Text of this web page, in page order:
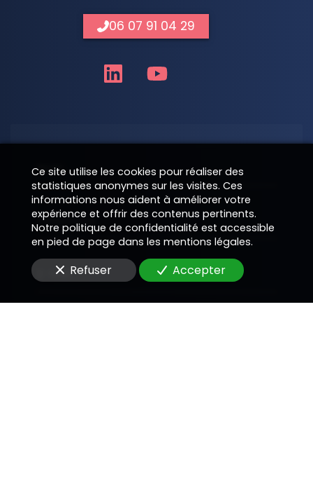
Nom
Téléphone
E-Mail
06 07 91 04 29
Ce site utilise les cookies pour réaliser des
statistiques anonymes sur les visites. Ces
informations nous aident à améliorer votre
expérience et offrir des contenus pertinents.
Notre politique de confidentialité est accessible
en pied de page dans les mentions légales.
Refuser Accepter